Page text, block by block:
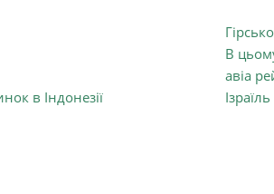
В
авіа
в Індонезії
Ізраїль